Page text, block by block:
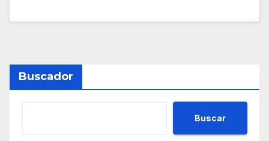
Buscador
Buscar